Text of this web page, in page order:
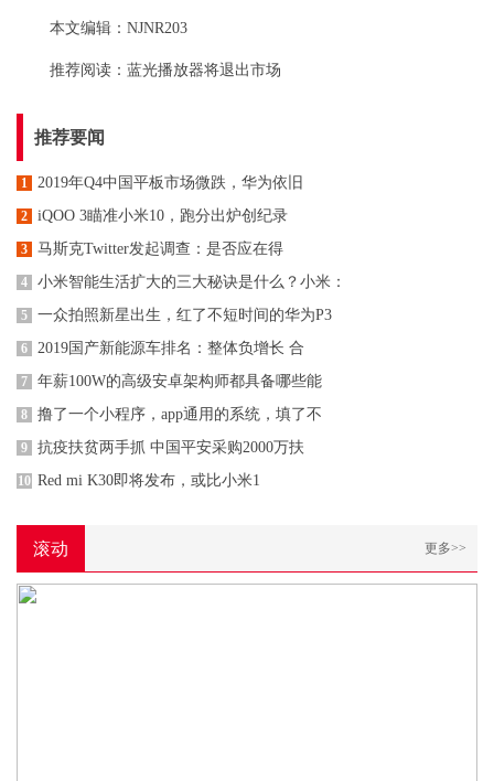
本文编辑：NJNR203
推荐阅读： 蓝光播放器将退出市场
推荐要闻
1 2019年Q4中国平板市场微跌，华为依旧
2 iQOO 3瞄准小米10，跑分出炉创纪录
3 马斯克Twitter发起调查：是否应在得
4 小米智能生活扩大的三大秘诀是什么？小米：
5 一众拍照新星出生，红了不短时间的华为P3
6 2019国产新能源车排名：整体负增长 合
7 年薪100W的高级安卓架构师都具备哪些能
8 撸了一个小程序，app通用的系统，填了不
9 抗疫扶贫两手抓 中国平安采购2000万扶
10 Red mi K30即将发布，或比小米1
滚动 更多>>